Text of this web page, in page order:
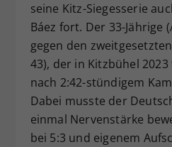
seine Kitz-Siegesserie
Báez fort. Der 33-Jährige
gegen den
43), der in Kitzbühel
nach 2:42-stündigem
Dabei musste der
einmal Nervenstärke
bei 5:3 und eigenem